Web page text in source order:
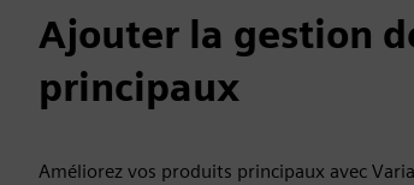
Ajouter la gestion
principaux
Améliorez vos produits principaux avec